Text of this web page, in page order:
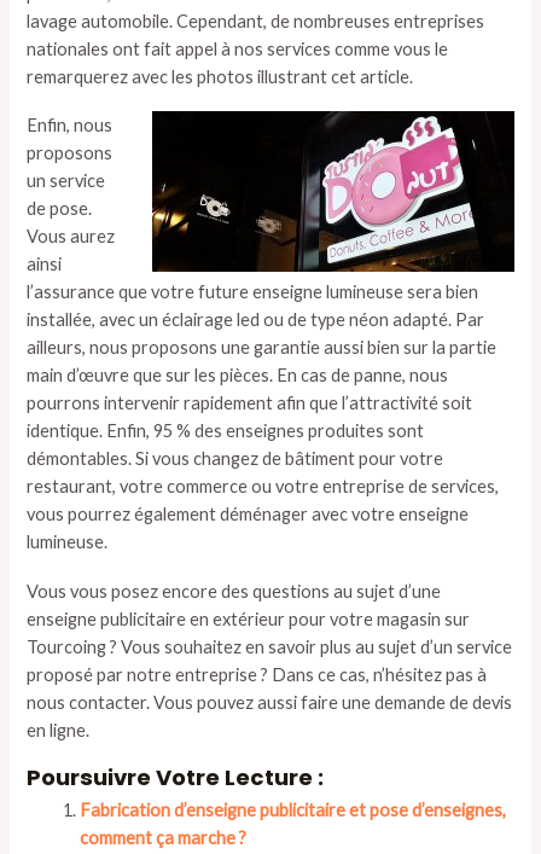
lavage automobile. Cependant, de nombreuses entreprises
nationales ont fait appel à nos services comme vous le
remarquerez avec les photos illustrant cet article.
Enfin, nous
proposons
un service
de pose.
Vous aurez
ainsi
l’assurance que votre future enseigne lumineuse sera bien
installée, avec un éclairage led ou de type néon adapté. Par
ailleurs, nous proposons une garantie aussi bien sur la partie
main d’œuvre que sur les pièces. En cas de panne, nous
pourrons intervenir rapidement afin que l’attractivité soit
identique. Enfin, 95 % des enseignes produites sont
démontables. Si vous changez de bâtiment pour votre
restaurant, votre commerce ou votre entreprise de services,
vous pourrez également déménager avec votre enseigne
lumineuse.
Vous vous posez encore des questions au sujet d’une
enseigne publicitaire en extérieur pour votre magasin sur
Tourcoing ? Vous souhaitez en savoir plus au sujet d’un service
proposé par notre entreprise ? Dans ce cas, n’hésitez pas à
nous contacter. Vous pouvez aussi faire une demande de devis
en ligne.
Poursuivre Votre Lecture :
Fabrication d’enseigne publicitaire et pose d’enseignes,
comment ça marche ?